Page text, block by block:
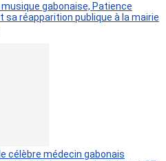
musique gabonaise, Patience
sa réapparition publique à la mairie
célèbre médecin gabonais